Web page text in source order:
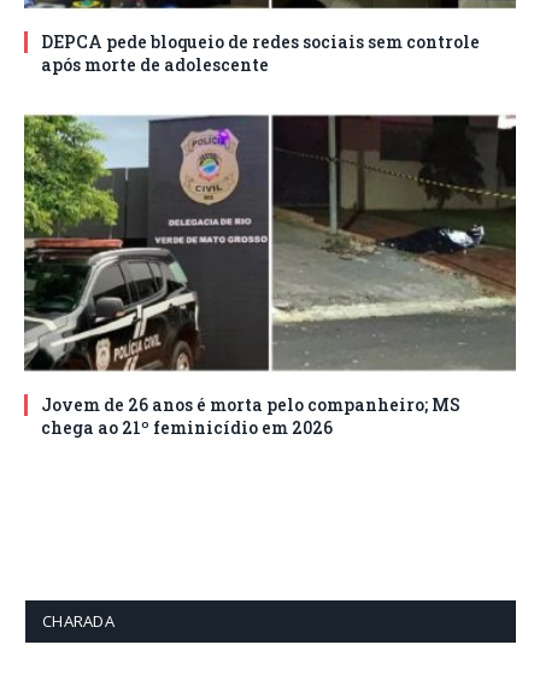
DEPCA pede bloqueio de redes sociais sem controle
após morte de adolescente
Jovem de 26 anos é morta pelo companheiro; MS
chega ao 21º feminicídio em 2026
CHARADA